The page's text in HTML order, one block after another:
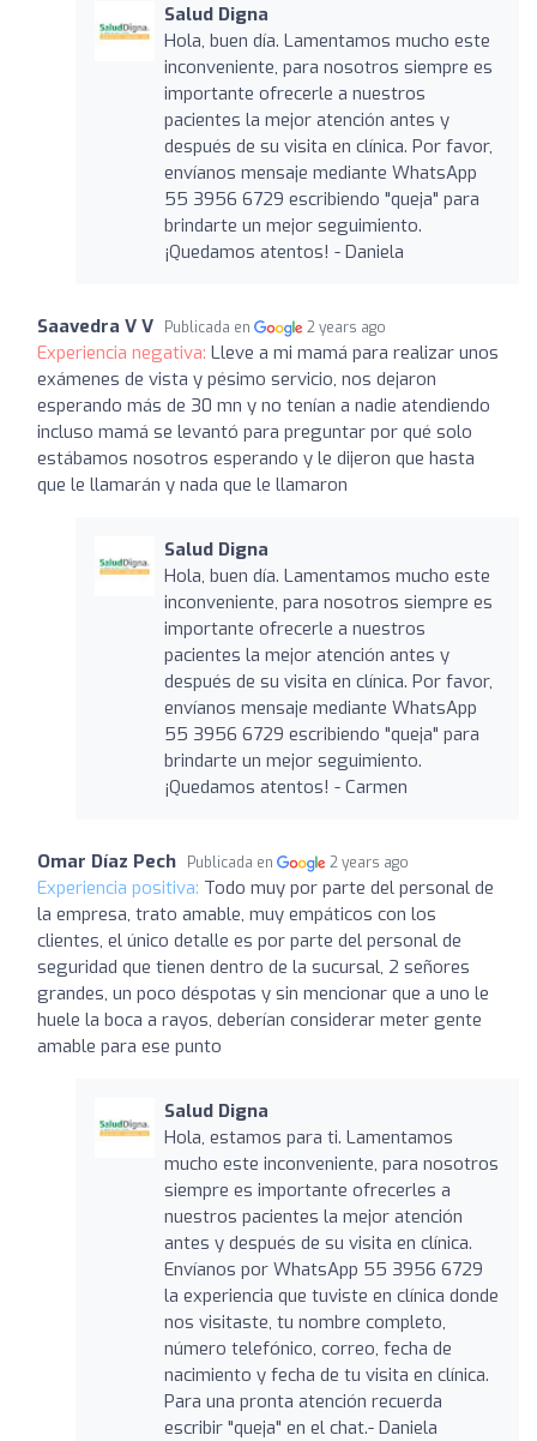
Salud Digna
Hola, buen día. Lamentamos mucho este
inconveniente, para nosotros siempre es
importante ofrecerle a nuestros
pacientes la mejor atención antes y
después de su visita en clínica. Por favor,
envíanos mensaje mediante WhatsApp
55 3956 6729 escribiendo "queja" para
brindarte un mejor seguimiento.
¡Quedamos atentos! - Daniela
Saavedra V V Publicada en 2 years ago
Experiencia negativa: Lleve a mi mamá para realizar unos
exámenes de vista y pésimo servicio, nos dejaron
esperando más de 30 mn y no tenían a nadie atendiendo
incluso mamá se levantó para preguntar por qué solo
estábamos nosotros esperando y le dijeron que hasta
que le llamarán y nada que le llamaron
Salud Digna
Hola, buen día. Lamentamos mucho este
inconveniente, para nosotros siempre es
importante ofrecerle a nuestros
pacientes la mejor atención antes y
después de su visita en clínica. Por favor,
envíanos mensaje mediante WhatsApp
55 3956 6729 escribiendo "queja" para
brindarte un mejor seguimiento.
¡Quedamos atentos! - Carmen
Omar Díaz Pech Publicada en 2 years ago
Experiencia positiva: Todo muy por parte del personal de
la empresa, trato amable, muy empáticos con los
clientes, el único detalle es por parte del personal de
seguridad que tienen dentro de la sucursal, 2 señores
grandes, un poco déspotas y sin mencionar que a uno le
huele la boca a rayos, deberían considerar meter gente
amable para ese punto
Salud Digna
Hola, estamos para ti. Lamentamos
mucho este inconveniente, para nosotros
siempre es importante ofrecerles a
nuestros pacientes la mejor atención
antes y después de su visita en clínica.
Envíanos por WhatsApp 55 3956 6729
la experiencia que tuviste en clínica donde
nos visitaste, tu nombre completo,
número telefónico, correo, fecha de
nacimiento y fecha de tu visita en clínica.
Para una pronta atención recuerda
escribir "queja" en el chat.- Daniela